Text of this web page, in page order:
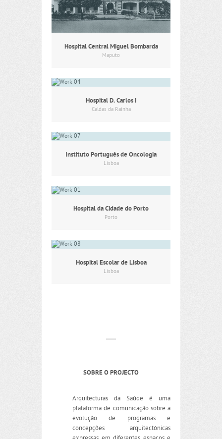
Hospital Central Miguel Bombarda
Maputo
Hospital D. Carlos I
Caldas da Rainha
Instituto Português de Oncologia
Lisboa
Hospital da Cidade do Porto
Porto
Hospital Escolar de Lisboa
Lisboa
SOBRE O PROJECTO
Arquitecturas da Saúde é uma
plataforma de comunicação sobre a
evolução de programas e
concepções arquitectónicas